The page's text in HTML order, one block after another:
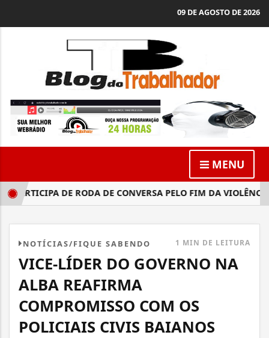
09 DE AGOSTO DE 2026
MENU
DE RODA DE CONVERSA PELO FIM DA VIOLÊNCIA
NOTÍCIAS/FIQUE SABENDO 1 MIN DE LEITURA
VICE-LÍDER DO GOVERNO NA
ALBA REAFIRMA
COMPROMISSO COM OS
POLICIAIS CIVIS BAIANOS